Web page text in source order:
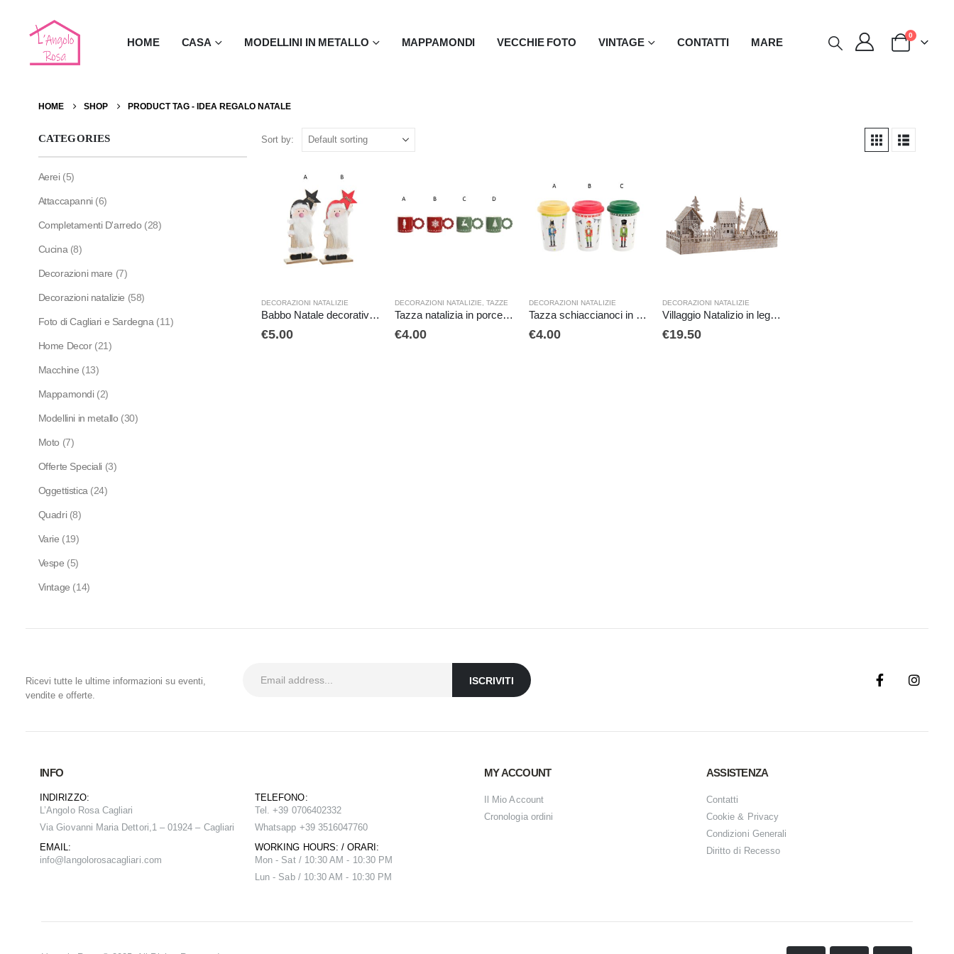
HOME CASA MODELLINI IN METALLO MAPPAMONDI VECCHIE FOTO VINTAGE CONTATTI MARE
0
HOME SHOP PRODUCT TAG - IDEA REGALO NATALE
Sort by:
DECORAZIONI NATALIZIE
Babbo Natale decorativo in legno da tavolo
€5.00
DECORAZIONI NATALIZIE,TAZZE
Tazza natalizia in porcellana
€4.00
DECORAZIONI NATALIZIE
Tazza schiaccianoci in porcellana con tappo termico
€4.00
DECORAZIONI NATALIZIE
Villaggio Natalizio in legno illuminato
€19.50
CATEGORIES
Aerei (5)
Attaccapanni (6)
Completamenti D'arredo (28)
Cucina (8)
Decorazioni mare (7)
Decorazioni natalizie (58)
Foto di Cagliari e Sardegna (11)
Home Decor (21)
Macchine (13)
Mappamondi (2)
Modellini in metallo (30)
Moto (7)
Offerte Speciali (3)
Oggettistica (24)
Quadri (8)
Varie (19)
Vespe (5)
Vintage (14)
Ricevi tutte le ultime informazioni su eventi,
vendite e offerte.
INFO
INDIRIZZO:
L’Angolo Rosa Cagliari
Via Giovanni Maria Dettori,1 – 01924 – Cagliari
TELEFONO:
Tel. +39 0706402332
Whatsapp +39 3516047760
EMAIL:
info@ langolorosacagliari.com
WORKING HOURS: / ORARI:
Mon - Sat / 10:30 AM - 10:30 PM
Lun - Sab / 10:30 AM - 10:30 PM
MY ACCOUNT
Il Mio Account
Cronologia ordini
ASSISTENZA
Contatti
Cookie & Privacy
Condizioni Generali
Diritto di Recesso